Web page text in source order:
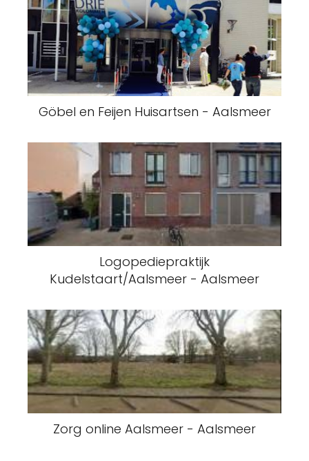
Göbel en Feijen Huisartsen - Aalsmeer
Logopediepraktijk
Kudelstaart/Aalsmeer - Aalsmeer
Zorg online Aalsmeer - Aalsmeer